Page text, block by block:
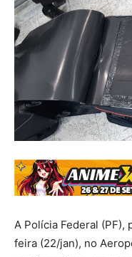
A Polícia Federal
feira (22/jan), no